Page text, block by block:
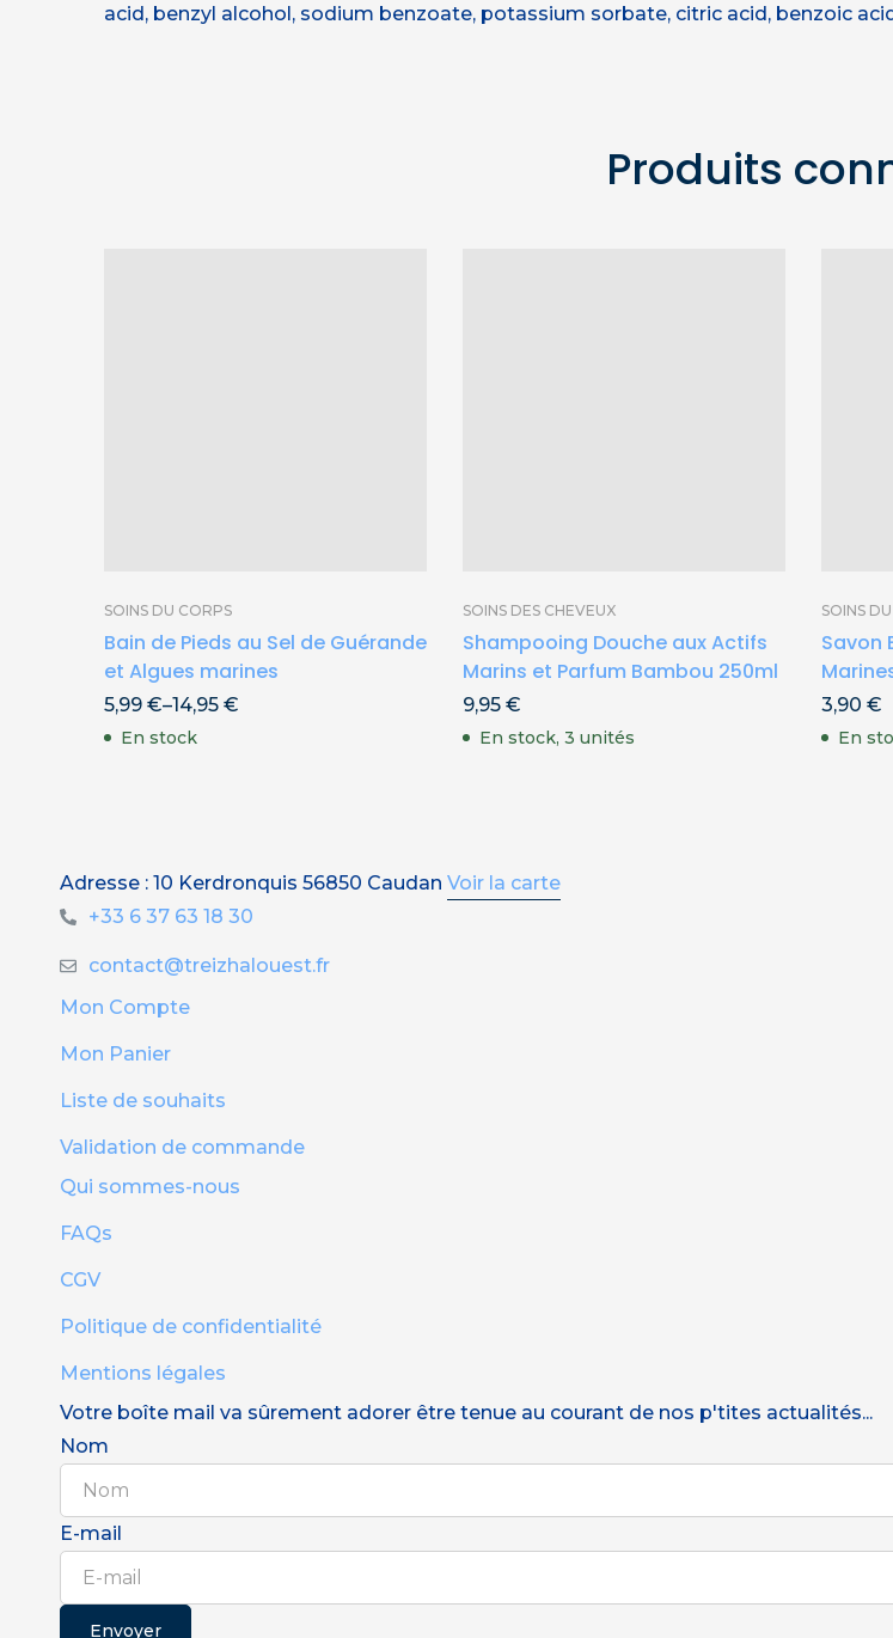
acid, benzyl alcohol, sodium benzoate, potassium sorbate, citric acid, benzoic
Produits
SOINS DU CORPS
Bain de Pieds au Sel de Guérande
et Algues marines
5,99 €–14,95 €
En stock
SOINS DES CHEVEUX
Shampooing Douche aux Actifs
Marins et Parfum Bambou 250ml
9,95 €
En stock, 3 unités
SOINS
Savon
3,90 €
En
Adresse : 10 Kerdronquis 56850 Caudan Voir la carte
+33 6 37 63 18 30
contact@treizhalouest.fr
Mon Compte
Mon Panier
Liste de souhaits
Validation de commande
Qui sommes-nous
FAQs
CGV
Politique de confidentialité
Mentions légales
Votre boîte mail va sûrement adorer être tenue au courant de nos p'tites actualités...
Nom
E-mail
Envoyer